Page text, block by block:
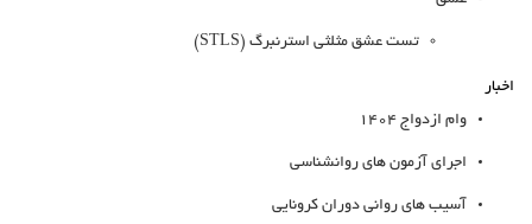
تست عشق مثلثی استرنبرگ (STLS)
اخبار
وام ازدواج 1404
اجرای آزمون های روانشناسی
آسیب های روانی دوران کرونایی